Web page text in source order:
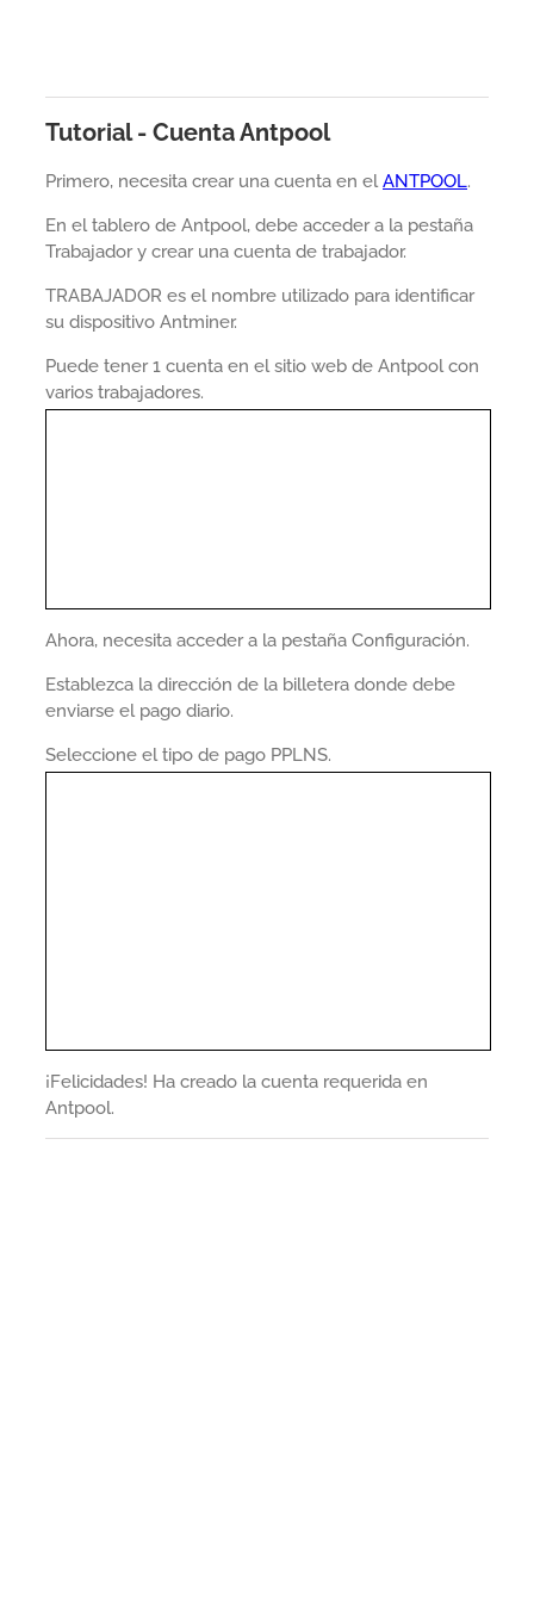
Tutorial - Cuenta Antpool
Primero, necesita crear una cuenta en elANTPOOL.
En el tablero de Antpool, debe acceder a la pestaña
Trabajador y crear una cuenta de trabajador.
TRABAJADOR es el nombre utilizado para identificar
su dispositivo Antminer.
Puede tener 1 cuenta en el sitio web de Antpool con
varios trabajadores.
Ahora, necesita acceder a la pestaña Configuración.
Establezca la dirección de la billetera donde debe
enviarse el pago diario.
Seleccione el tipo de pago PPLNS.
¡Felicidades! Ha creado la cuenta requerida en
Antpool.